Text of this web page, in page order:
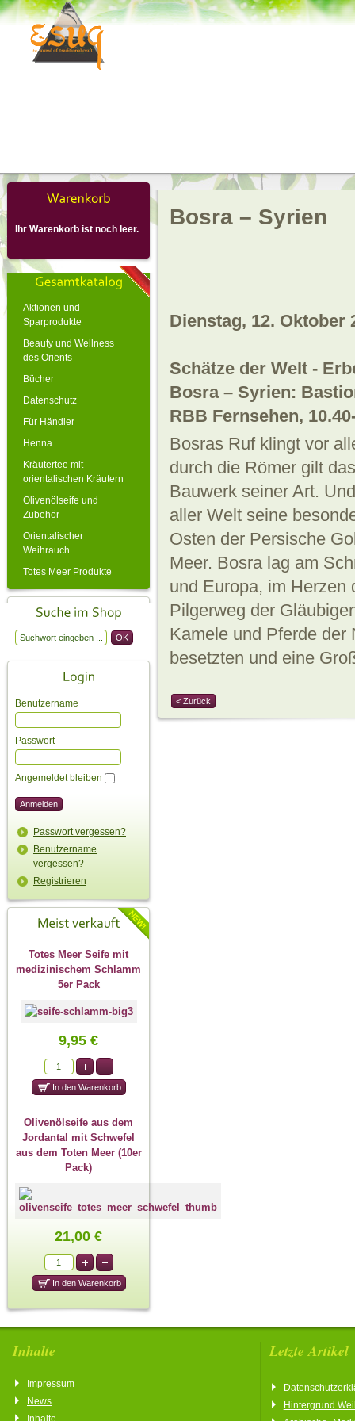
Ihr Warenkorb ist noch leer.
Aktionen und
Sparprodukte
Beauty und Wellness
des Orients
Bücher
Datenschutz
Für Händler
Henna
Kräutertee mit
orientalischen Kräutern
Olivenölseife und
Zubehör
Orientalischer
Weihrauch
Totes Meer Produkte
Benutzername
Passwort
Angemeldet bleiben
Passwort vergessen?
Benutzername
vergessen?
Registrieren
Totes Meer Seife mit
medizinischem Schlamm
5er Pack
9,95 €
Olivenölseife aus dem
Jordantal mit Schwefel
aus dem Toten Meer (10er
Pack)
21,00 €
Bosra – Syrien
Dienstag, 12. Oktober
Schätze der Welt -
Bosra – Syrien:
RBB Fernsehen,
Bosras Ruf klingt vor
durch die Römer gilt
Bauwerk seiner Art.
aller Welt seine
Osten der Persische
Meer. Bosra lag am
und Europa, im Herzen
Pilgerweg der
Kamele und Pferde der
besetzten und eine
< Zurück
Inhalte
Impressum
News
Inhalte
Letzte Artikel
Hintergrund